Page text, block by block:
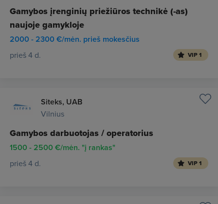
Gamybos įrenginių priežiūros technikė (-as)
naujoje gamykloje
2000 - 2300 €/mėn. prieš mokesčius
prieš 4 d. VIP 1
Siteks, UAB
Vilnius
Gamybos darbuotojas / operatorius
1500 - 2500 €/mėn. "į rankas"
prieš 4 d. VIP 1